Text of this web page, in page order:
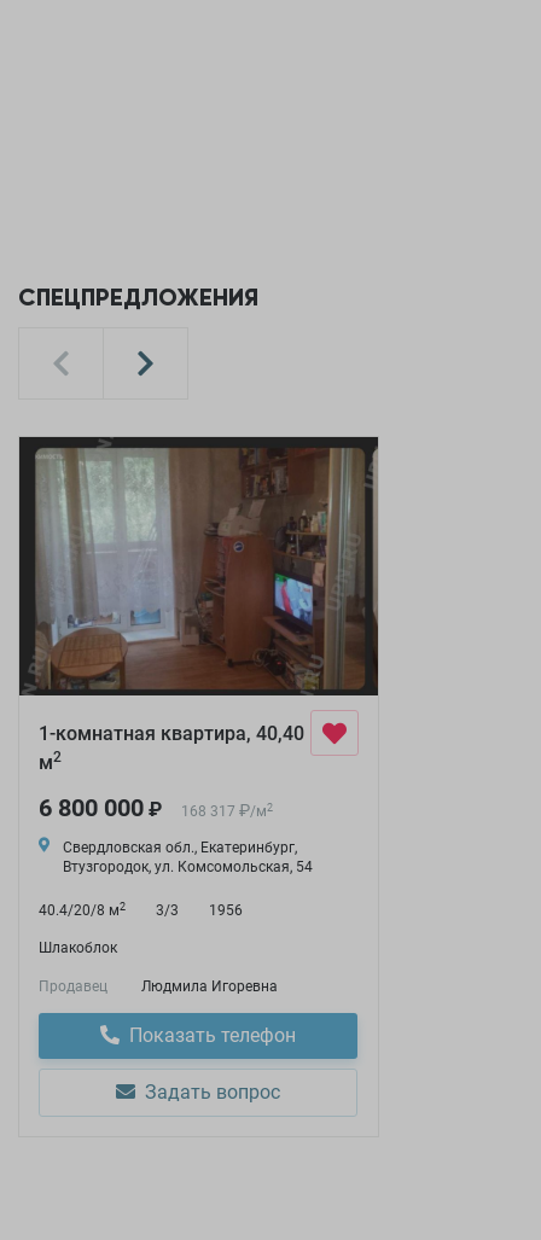
СПЕЦПРЕДЛОЖЕНИЯ
1-комнатная квартира, 40,40
м2
6 800 000 ₽ 168 317 ₽/м2
Свердловская обл., Екатеринбург,
Втузгородок, ул. Комсомольская, 54
40.4/20/8 м2 3/3 1956
Шлакоблок
Продавец Людмила Игоревна
Показать телефон
Задать вопрос